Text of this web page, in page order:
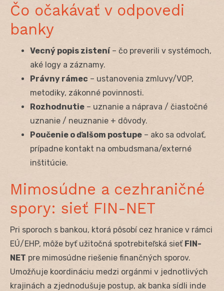
Čo očakávať v odpovedi
banky
Vecný popis zistení– čo preverili v systémoch,
aké logy a záznamy.
Právny rámec – ustanovenia zmluvy/VOP,
metodiky, zákonné povinnosti.
Rozhodnutie – uznanie a náprava / čiastočné
uznanie / neuznanie + dôvody.
Poučenie o ďalšom postupe – ako sa odvolať,
prípadne kontakt na ombudsmana/externé
inštitúcie.
Mimosúdne a cezhraničné
spory: sieť FIN-NET
Pri sporoch s bankou, ktorá pôsobí cez hranice v rámci
EÚ/EHP, môže byť užitočná spotrebiteľská sieť FIN-
NET pre mimosúdne riešenie finančných sporov.
Umožňuje koordináciu medzi orgánmi v jednotlivých
krajinách a zjednodušuje postup, ak banka sídli inde